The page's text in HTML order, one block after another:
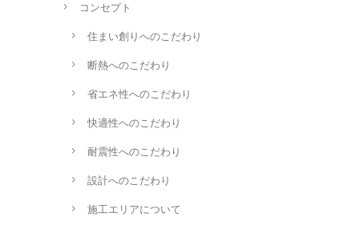
コンセプト
住まい創りへのこだわり
断熱へのこだわり
省エネ性へのこだわり
快適性へのこだわり
耐震性へのこだわり
設計へのこだわり
施工エリアについて